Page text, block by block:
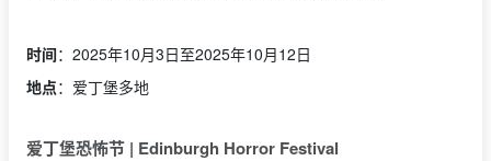
时间：2025年10月3日至2025年10月12日
地点：爱丁堡多地
爱丁堡恐怖节 | Edinburgh Horror Festival